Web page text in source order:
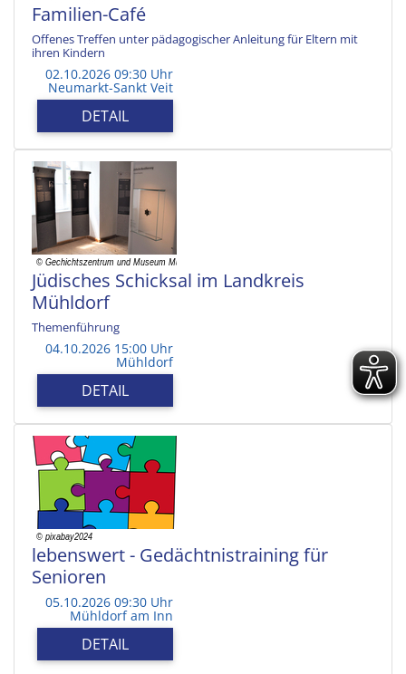
Familien-Café
Offenes Treffen unter pädagogischer Anleitung für Eltern mit
ihren Kindern
02.10.2026 09:30 Uhr
Neumarkt-Sankt Veit
DETAIL
Jüdisches Schicksal im Landkreis
Mühldorf
Themenführung
04.10.2026 15:00 Uhr
Mühldorf
DETAIL
lebenswert - Gedächtnistraining für
Senioren
05.10.2026 09:30 Uhr
Mühldorf am Inn
DETAIL